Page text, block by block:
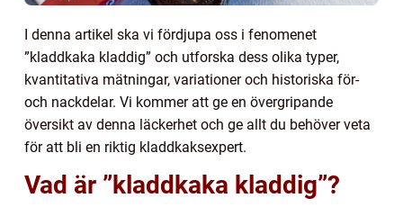
I denna artikel ska vi fördjupa oss i fenomenet
”kladdkaka kladdig” och utforska dess olika typer,
kvantitativa mätningar, variationer och historiska för-
och nackdelar. Vi kommer att ge en övergripande
översikt av denna läckerhet och ge allt du behöver veta
för att bli en riktig kladdkaksexpert.
Vad är ”kladdkaka kladdig”?